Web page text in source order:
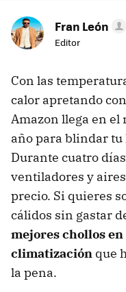
Fran León
Editor
Con las
calor apretando
Amazon llega en
año para blindar tu
Durante cuatro
ventiladores y
precio. Si quieres
cálidos sin gastar
mejores chollos
climatización que
la pena.